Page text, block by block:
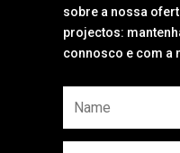
sobre a nossa
projectos:
connosco e com a